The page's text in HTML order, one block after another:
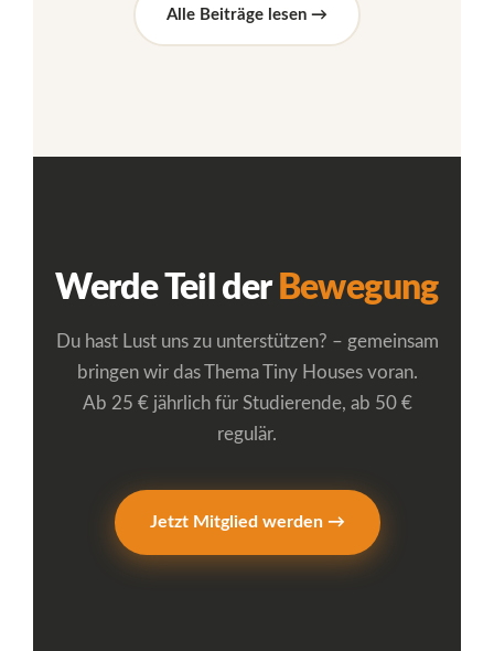
Alle Beiträge lesen →
Werde Teil der Bewegung
Du hast Lust uns zu unterstützen? – gemeinsam
bringen wir das Thema Tiny Houses voran.
Ab 25 € jährlich für Studierende, ab 50 €
regulär.
Jetzt Mitglied werden →